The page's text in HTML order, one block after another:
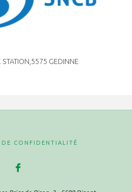
STATION,5575 GEDINNE
CONFIDENTIALITÉ